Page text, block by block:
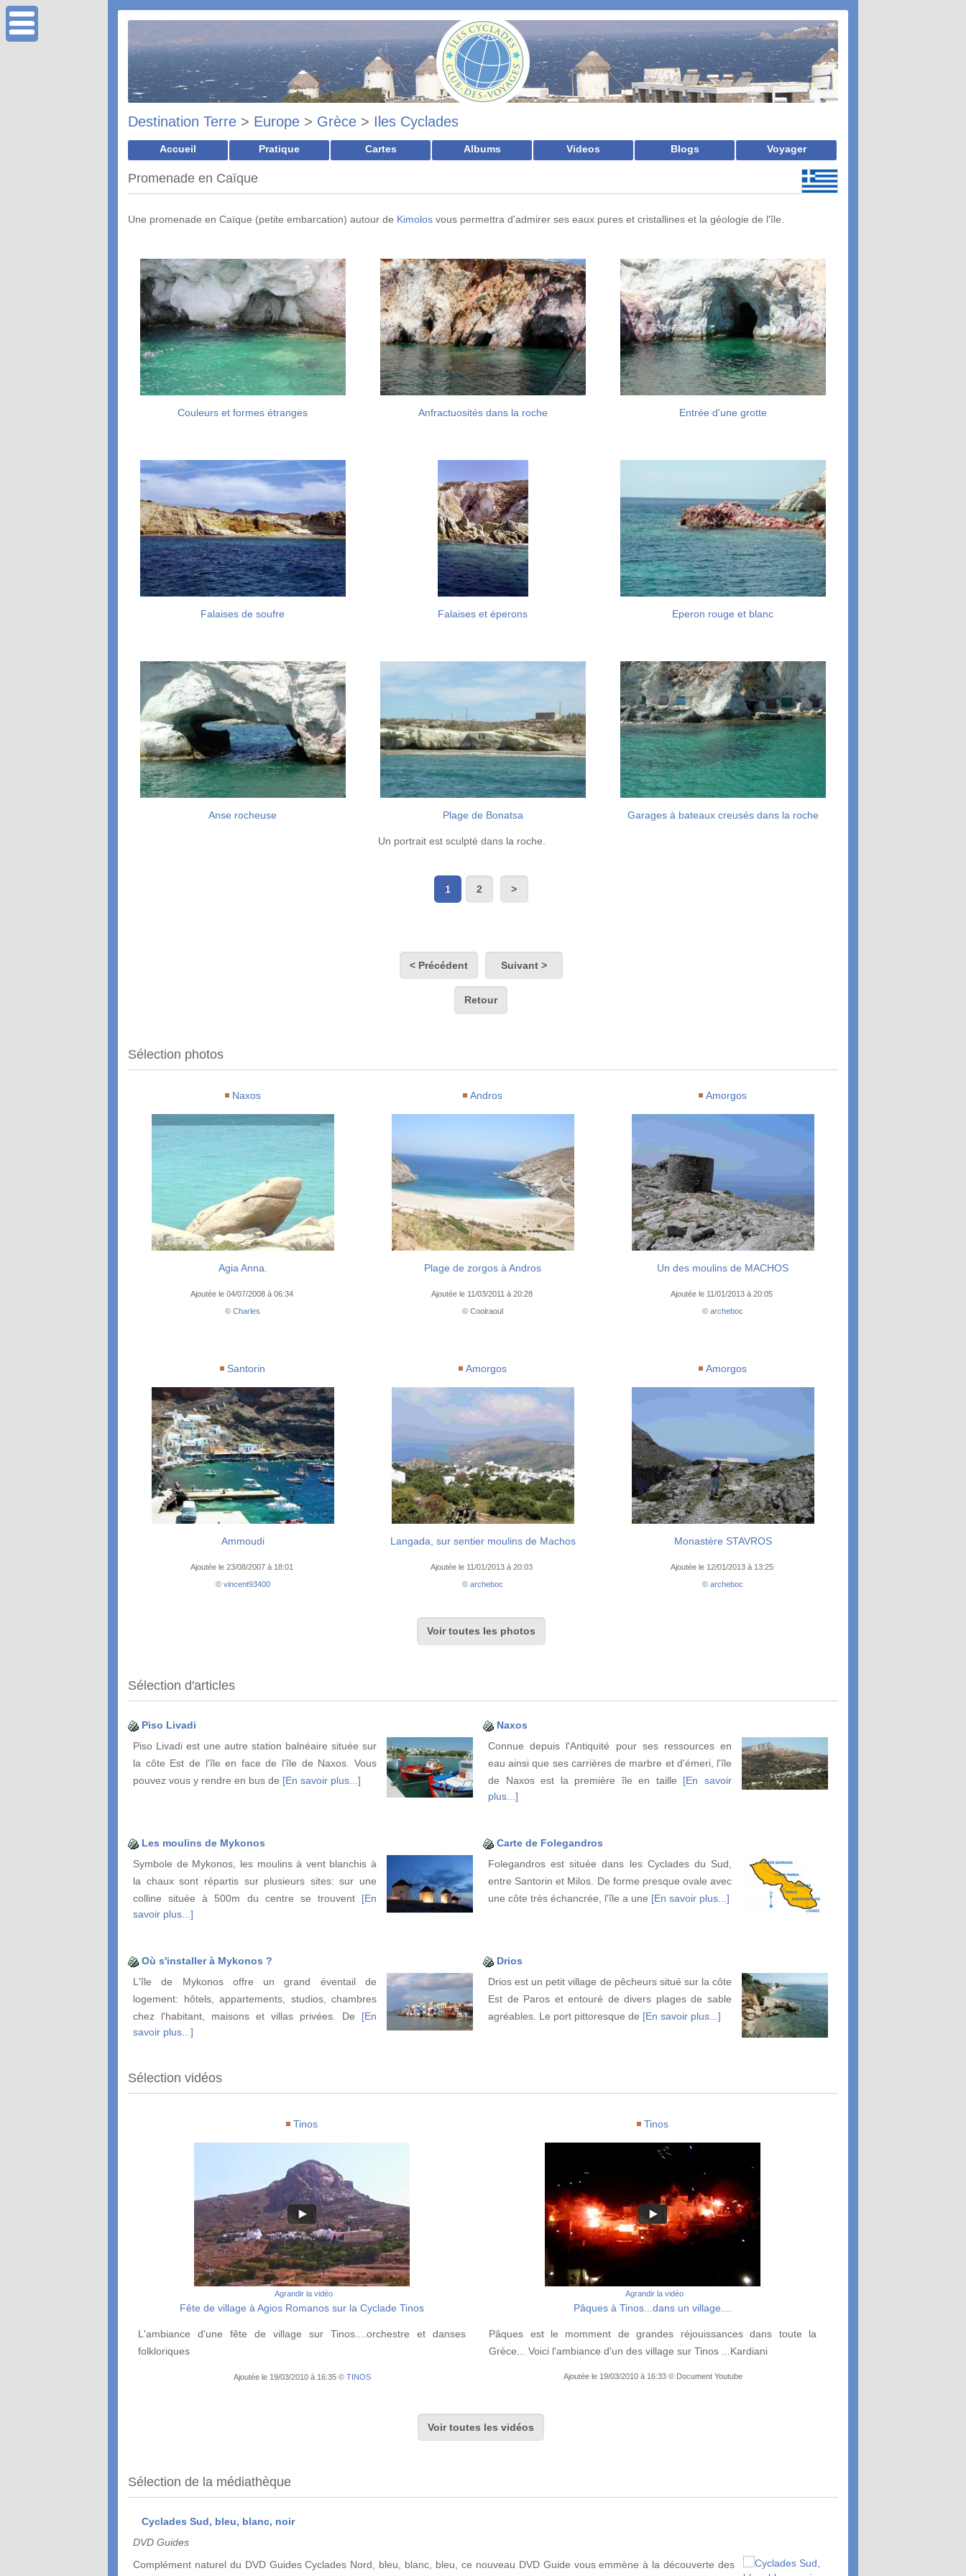
Destination Terre > Europe > Grèce > Iles Cyclades
Accueil Pratique Cartes Albums Videos Blogs Voyager
Promenade en Caïque
Une promenade en Caïque (petite embarcation) autour de Kimolos vous permettra d'admirer ses eaux pures et cristallines et la géologie de l'île.
Couleurs et formes étranges Anfractuosités dans la roche Entrée d'une grotte
Falaises de soufre Falaises et éperons Eperon rouge et blanc
Anse rocheuse Plage de Bonatsa
Un portrait est sculpté dans la roche.
Garages à bateaux creusés dans la roche
1 2
< Précédent Suivant >
Retour
Sélection photos
Naxos
Agia Anna.
Ajoutée le 04/07/2008 à 06:34
©Charles
Andros
Plage de zorgos à Andros
Ajoutée le 11/03/2011 à 20:28
© Coolraoul
Amorgos
Un des moulins de MACHOS
Ajoutée le 11/01/2013 à 20:05
©archeboc
Santorin
Ammoudi
Ajoutée le 23/08/2007 à 18:01
© vincent93400
Amorgos
Langada, sur sentier moulins de Machos
Ajoutée le 11/01/2013 à 20:03
©archeboc
Amorgos
Monastère STAVROS
Ajoutée le 12/01/2013 à 13:25
©archeboc
Voir toutes les photos
Sélection d'articles
Piso Livadi
Piso Livadi est une autre station balnéaire située sur
la côte Est de l'île en face de l'île de Naxos. Vous
pouvez vous y rendre en bus de [En savoir plus...]
Naxos
Connue depuis l'Antiquité pour ses ressources en
eau ainsi que ses carrières de marbre et d'émeri, l'île
de Naxos est la première île en taille [En savoir
plus...]
Les moulins de Mykonos
Symbole de Mykonos, les moulins à vent blanchis à
la chaux sont répartis sur plusieurs sites: sur une
colline située à 500m du centre se trouvent [En
savoir plus...]
Carte de Folegandros
Folegandros est située dans les Cyclades du Sud,
entre Santorin et Milos. De forme presque ovale avec
une côte très échancrée, l'île a une [En savoir plus...]
Où s'installer à Mykonos ?
L'île de Mykonos offre un grand éventail de
logement: hôtels, appartements, studios, chambres
chez l'habitant, maisons et villas privées. De [En
savoir plus...]
Drios
Drios est un petit village de pêcheurs situé sur la côte
Est de Paros et entouré de divers plages de sable
agréables. Le port pittoresque de [En savoir plus...]
Sélection vidéos
Tinos
Agrandir la vidéo
Fête de village à Agios Romanos sur la Cyclade Tinos
L'ambiance d'une fête de village sur Tinos....orchestre et danses
folkloriques
Ajoutée le 19/03/2010 à 16:35 © TINOS
Tinos
Agrandir la vidéo
Pâques à Tinos...dans un village....
Pâques est le momment de grandes réjouissances dans toute la
Grèce... Voici l'ambiance d'un des village sur Tinos ...Kardiani
Ajoutée le 19/03/2010 à 16:33 © Document Youtube
Voir toutes les vidéos
Sélection de la médiathèque
Cyclades Sud, bleu, blanc, noir
DVD Guides
Complément naturel du DVD Guides Cyclades Nord, bleu, blanc, bleu, ce nouveau DVD Guide vous emmène à la découverte des